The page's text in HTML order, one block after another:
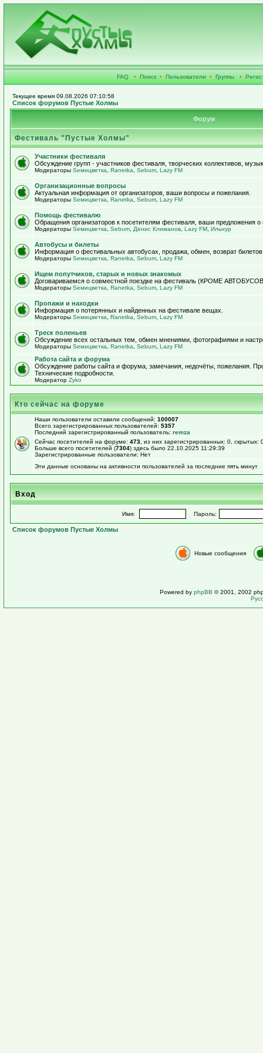
FAQ • Поиск • Пользователи • Группы •
Текущее время 09.08.2026 07:10:58
Список форумов Пустые Холмы
Форум
Фестиваль "Пустые Холмы"
Участники фестиваля
Обсуждение групп - участников фестиваля, творческих коллективов,
Модераторы Sемицветка Ranetka Sebum Lazy FM
Организационные вопросы
Актуальная информация от организаторов, ваши вопросы и пожелания.
Модераторы Sемицветка Ranetka Sebum Lazy FM
Помощь фестивалю
Обращения организаторов к посетителям фестиваля, ваши предложения
Модераторы Sемицветка Sebum Денис Климанов Lazy FM Ильнур
Автобусы и билеты
Информация о фестивальных автобусах, продажа, обмен, возврат
Модераторы Sемицветка Ranetka Sebum Lazy FM
Ищем попутчиков, старых и новых знакомых
Договариваемся о совместной поездке на фестиваль (КРОМЕ
Модераторы Sемицветка Ranetka Sebum Lazy FM
Пропажи и находки
Информация о потерянных и найденных на фестивале вещах.
Модераторы Sемицветка Ranetka Sebum Lazy FM
Треск поленьев
Обсуждение всех остальных тем, обмен мнениями, фотографиями и
Модераторы Sемицветка Ranetka Sebum Lazy FM
Работа сайта и форума
Обсуждение работы сайта и форума, замечания, недочёты, пожелания.
Технические подробности.
Модератор Zyko
Кто сейчас на форуме
Наши пользователи оставили сообщений: 100007
Всего зарегистрированных пользователей: 5357
Последний зарегистрированный пользователь: remza
Сейчас посетителей на форуме: 473 , из них зарегистрированных: 0,
Больше всего посетителей (7304) здесь было 22.10.2025 11:29:39
Зарегистрированные пользователи: Нет
Эти данные основаны на активности пользователей за последние пять минут
Вход
Имя: Пароль:
Список форумов Пустые Холмы
Новые сообщения
Powered by phpBB © 2001, 2002